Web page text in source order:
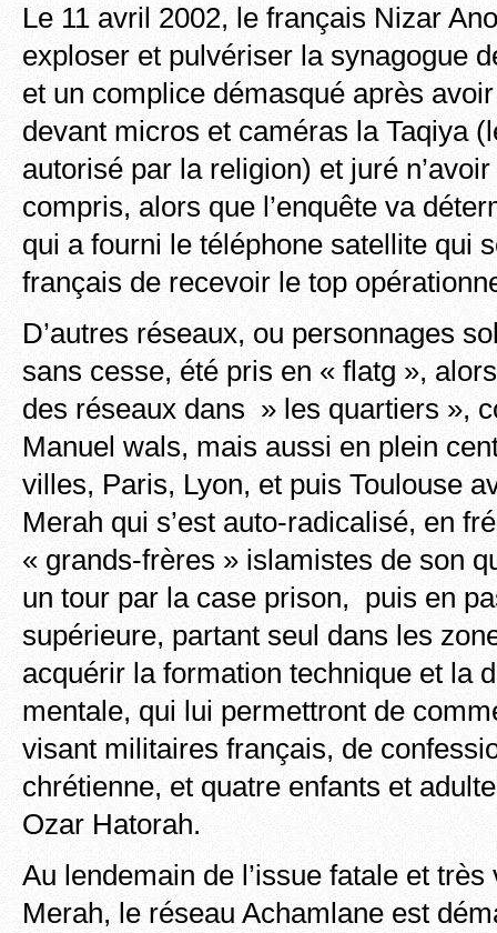
Le 11 avril 2002, le français Nizar
exploser et pulvériser la synagogue
et un complice démasqué après
devant micros et caméras la Taqiya
autorisé par la religion) et juré
compris, alors que l’enquête va
qui a fourni le téléphone satellite qui
français de recevoir le top
D’autres réseaux, ou personnages
sans cesse, été pris en « flatg »,
des réseaux dans » les quartiers »,
Manuel wals, mais aussi en plein
villes, Paris, Lyon, et puis Toulouse
Merah qui s’est auto-radicalisé, en
« grands-frères » islamistes de son
un tour par la case prison, puis en
supérieure, partant seul dans les
acquérir la formation technique et la
mentale, qui lui permettront de
visant militaires français, de
chrétienne, et quatre enfants et
Ozar Hatorah.
Au lendemain de l’issue fatale et
Merah, le réseau Achamlane est